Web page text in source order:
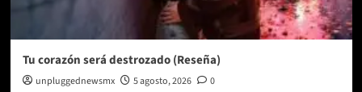
Tu corazón será destrozado (Reseña)
unpluggednewsmx 5 agosto, 2026 0